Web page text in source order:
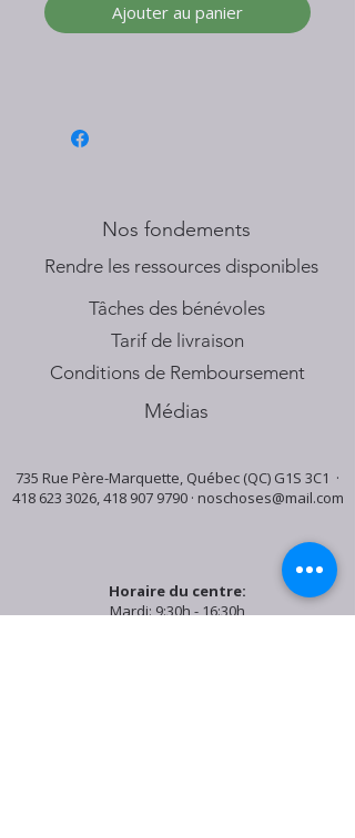
Ajouter au panier
Nos fondements
​Rendre les ressources disponibles
Tâches des bénévoles
Tarif de livraison
Conditions de Remboursement
Médias
735 Rue Père-Marquette, Québec (QC) G1S 3C1 ·
418 623 3026,418 907 9790· noschoses@mail.com
Horaire du centre:
Mardi: 9:30h - 16:30h